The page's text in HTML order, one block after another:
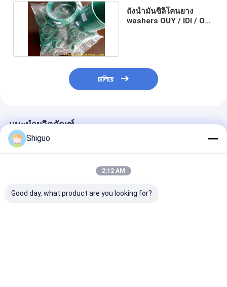
ถังน้ำมันซิลิโคนยาง
washers OUY / IDI / ODI
চালিয়ে
แนะนำผลิตภัณฑ์
Shiguo
2:12 AM
Good day, what product are you looking for?